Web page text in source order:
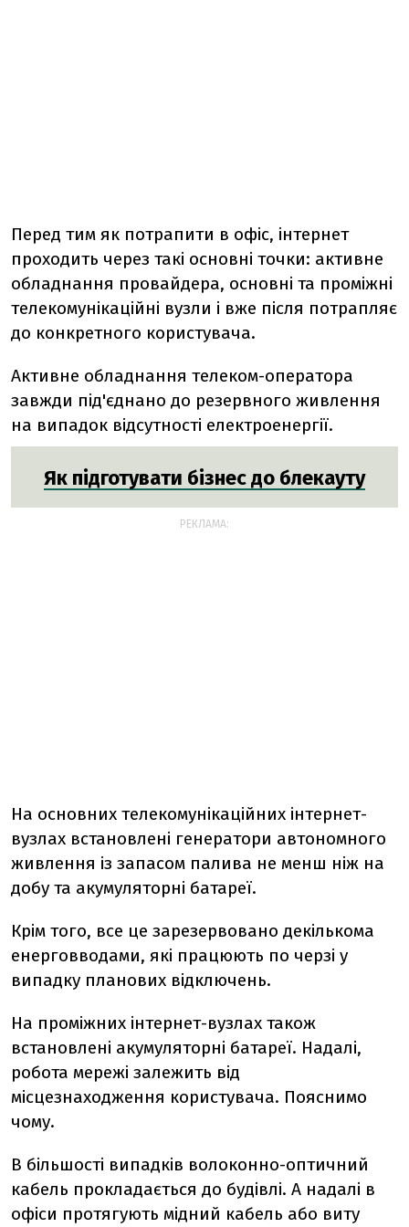
Перед тим як потрапити в офіс, інтернет
проходить через такі основні точки: активне
обладнання провайдера, основні та проміжні
телекомунікаційні вузли і вже після потрапляє
до конкретного користувача.
Активне обладнання телеком-оператора
завжди під'єднано до резервного живлення
на випадок відсутності електроенергії.
Як підготувати бізнес до блекауту
РЕКЛАМА:
На основних телекомунікаційних інтернет-
вузлах встановлені генератори автономного
живлення із запасом палива не менш ніж на
добу та акумуляторні батареї.
Крім того, все це зарезервовано декількома
енерговводами, які працюють по черзі у
випадку планових відключень.
На проміжних інтернет-вузлах також
встановлені акумуляторні батареї. Надалі,
робота мережі залежить від
місцезнаходження користувача. Пояснимо
чому.
В більшості випадків волоконно-оптичний
кабель прокладається до будівлі. А надалі в
офіси протягують мідний кабель або виту